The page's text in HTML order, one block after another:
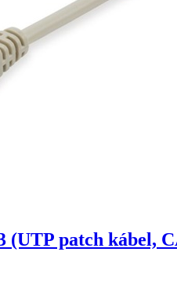
(UTP patch kábel,